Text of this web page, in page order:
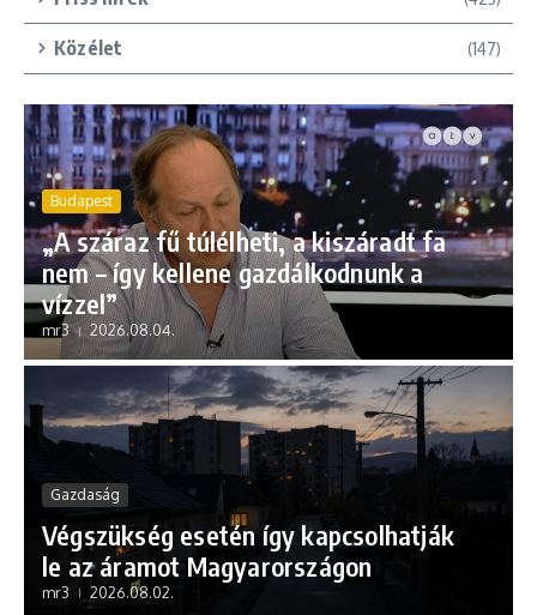
Közélet (147)
Budapest
„A száraz fű túlélheti, a kiszáradt fa
nem – így kellene gazdálkodnunk a
vízzel”
mr3 2026.08.04.
Gazdaság
Végszükség esetén így kapcsolhatják
le az áramot Magyarországon
mr3 2026.08.02.